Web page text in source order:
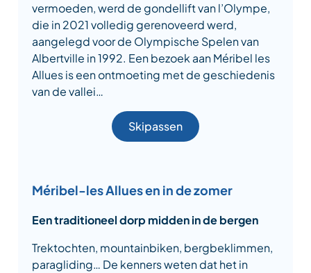
vermoeden, werd de gondellift van l’Olympe,
die in 2021 volledig gerenoveerd werd,
aangelegd voor de Olympische Spelen van
Albertville in 1992. Een bezoek aan Méribel les
Allues is een ontmoeting met de geschiedenis
van de vallei…
Skipassen
Méribel-les Allues en in de zomer
Een traditioneel dorp midden in de bergen
Trektochten, mountainbiken, bergbeklimmen,
paragliding… De kenners weten dat het in